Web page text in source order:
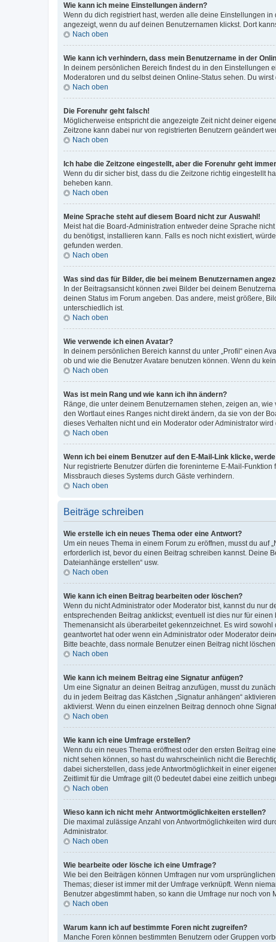
Wie kann ich meine Einstellungen ändern?
Wenn du dich registriert hast, werden alle deine Einstellungen
angezeigt, wenn du auf deinen Benutzernamen klickst. Dort
Nach oben
Wie kann ich verhindern, dass mein Benutzername in der
In deinem persönlichen Bereich findest du in den Einstellungen
Moderatoren und du selbst deinen Online-Status sehen. Du
Nach oben
Die Forenuhr geht falsch!
Möglicherweise entspricht die angezeigte Zeit nicht deiner
Zeitzone kann dabei nur von registrierten Benutzern geändert
Nach oben
Ich habe die Zeitzone eingestellt, aber die Forenuhr geht
Wenn du dir sicher bist, dass du die Zeitzone richtig eingestellt
beheben kann.
Nach oben
Meine Sprache steht auf diesem Board nicht zur Auswahl!
Meist hat die Board-Administration entweder deine Sprache
du benötigst, installieren kann. Falls es noch nicht existiert,
gefunden werden.
Nach oben
Was sind das für Bilder, die bei meinem Benutzernamen
In der Beitragsansicht können zwei Bilder bei deinem
deinen Status im Forum angeben. Das andere, meist größere,
unterschiedlich ist.
Nach oben
Wie verwende ich einen Avatar?
In deinem persönlichen Bereich kannst du unter „Profil“ einen
ob und wie die Benutzer Avatare benutzen können. Wenn du
Nach oben
Was ist mein Rang und wie kann ich ihn ändern?
Ränge, die unter deinem Benutzernamen stehen, zeigen an,
den Wortlaut eines Ranges nicht direkt ändern, da sie von der
dieses Verhalten nicht und ein Moderator oder Administrator
Nach oben
Wenn ich bei einem Benutzer auf den E-Mail-Link klicke,
Nur registrierte Benutzer dürfen die foreninterne E-Mail-
Missbrauch dieses Systems durch Gäste verhindern.
Nach oben
Beiträge schreiben
Wie erstelle ich ein neues Thema oder eine Antwort?
Um ein neues Thema in einem Forum zu eröffnen, musst du auf
erforderlich ist, bevor du einen Beitrag schreiben kannst. Deine
Dateianhänge erstellen“ usw.
Nach oben
Wie kann ich einen Beitrag bearbeiten oder löschen?
Wenn du nicht Administrator oder Moderator bist, kannst du nur
entsprechenden Beitrag anklickst; eventuell ist dies nur für
Themenansicht als überarbeitet gekennzeichnet. Es wird
geantwortet hat oder wenn ein Administrator oder Moderator
Bitte beachte, dass normale Benutzer einen Beitrag nicht
Nach oben
Wie kann ich meinem Beitrag eine Signatur anfügen?
Um eine Signatur an deinen Beitrag anzufügen, musst du
du in jedem Beitrag das Kästchen „Signatur anhängen“
aktivierst. Wenn du einen einzelnen Beitrag dennoch ohne
Nach oben
Wie kann ich eine Umfrage erstellen?
Wenn du ein neues Thema eröffnest oder den ersten Beitrag
nicht sehen können, so hast du wahrscheinlich nicht die
dabei sicherstellen, dass jede Antwortmöglichkeit in einer
Zeitlimit für die Umfrage gilt (0 bedeutet dabei eine zeitlich
Nach oben
Wieso kann ich nicht mehr Antwortmöglichkeiten erstellen?
Die maximal zulässige Anzahl von Antwortmöglichkeiten wird
Administrator.
Nach oben
Wie bearbeite oder lösche ich eine Umfrage?
Wie bei den Beiträgen können Umfragen nur vom
Themas; dieser ist immer mit der Umfrage verknüpft. Wenn
Benutzer abgestimmt haben, so kann die Umfrage nur noch
Nach oben
Warum kann ich auf bestimmte Foren nicht zugreifen?
Manche Foren können bestimmten Benutzern oder Gruppen